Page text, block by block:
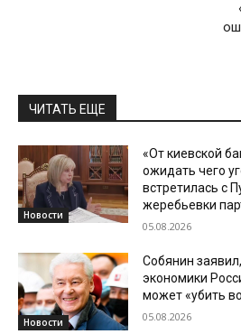
ЧИТАТЬ ЕЩЕ
Новости
«От киевской
ожидать чего
встретилась с
жеребьевки
05.08.2026
Новости
Собянин
экономики
может «убить
05.08.2026